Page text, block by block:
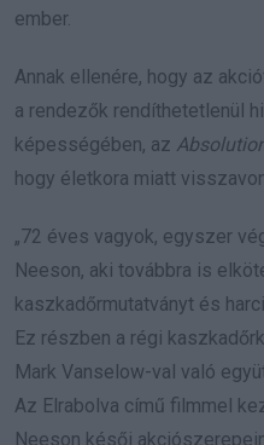
ember.
Annak ellenére, hogy az
a rendezők rendíthetetlenül
képességében, az
hogy életkora miatt
„72 éves vagyok, egyszer
Neeson, aki továbbra is
kaszkadőrmutatványt és
Ez részben a régi
Mark Vanselow-val való
Az Elrabolva című filmmel
Neeson késői